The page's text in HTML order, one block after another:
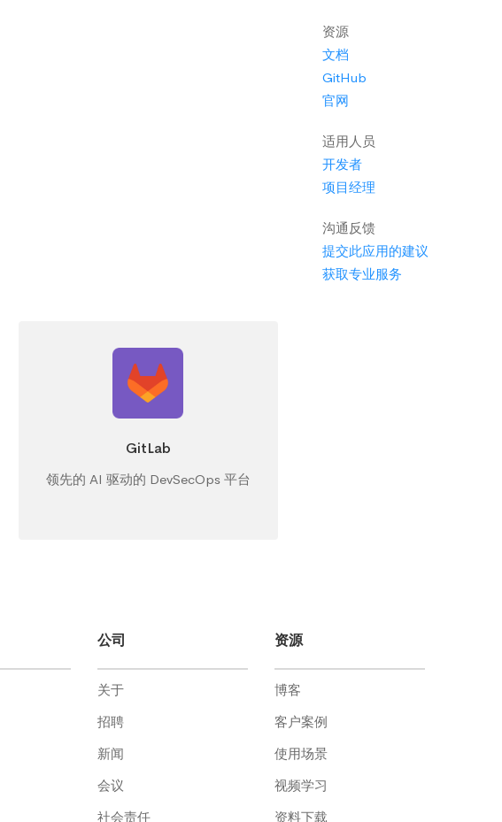
GitLab
领先的 AI 驱动的 DevSecOps 平台
资源
文档
GitHub
官网
适用人员
开发者
项目经理
沟通反馈
提交此应用的建议
获取专业服务
公司
关于
招聘
新闻
会议
社会责任
资源
博客
客户案例
使用场景
视频学习
资料下载